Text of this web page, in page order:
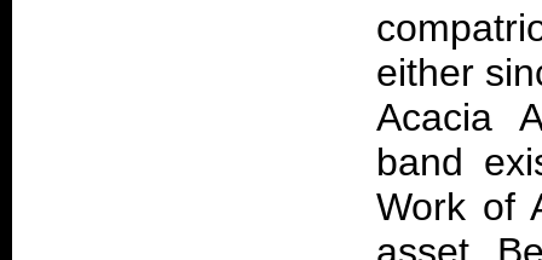
either
Acacia
band
Work of